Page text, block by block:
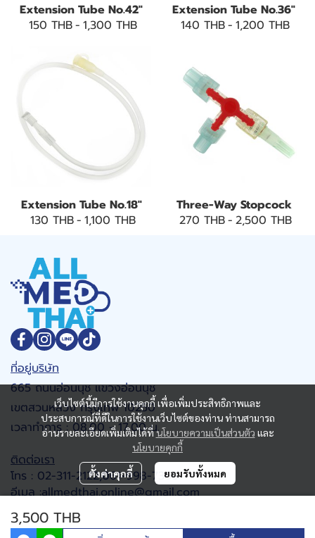
Extension Tube No.42"
150 THB- 1,300 THB
Extension Tube No.36"
140 THB- 1,200 THB
Extension Tube No.18"
130 THB- 1,100 THB
Three-Way Stopcock
270 THB- 2,500 THB
3,500 THB
เว็บไซต์นี้มีการใช้งานคุกกี้ เพื่อเพิ่มประสิทธิภาพและ
ประสบการณ์ที่ดีในการใช้งานเว็บไซต์ของท่าน ท่านสามารถ
อ่านรายละเอียดเพิ่มเติมได้ที่นโยบายความเป็นส่วนตัว และ
นโยบายคุกกี้
ตั้งค่าคุกกี้ ยอมรับทั้งหมด
ที่อยู่บริษัท
665 ถนนอ่อนนุช แขวงอ่อนนุช
เขตสวนหลวง กรุงเทพ 10250
เวลาทำการ : 08.00 - 17.00 น.
ติดต่อเรา
โทร : 02-311-2122,061-998-7368
อีเมล :allmedthai.online@gmail.com
Google map